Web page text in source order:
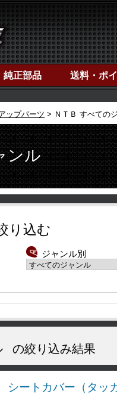
純正部品 送料・ポ
ップパーツ ＮＴＢ すべての
ンル
り込む
ジャンル別
の絞り込み結果
ートカバー（タッカ